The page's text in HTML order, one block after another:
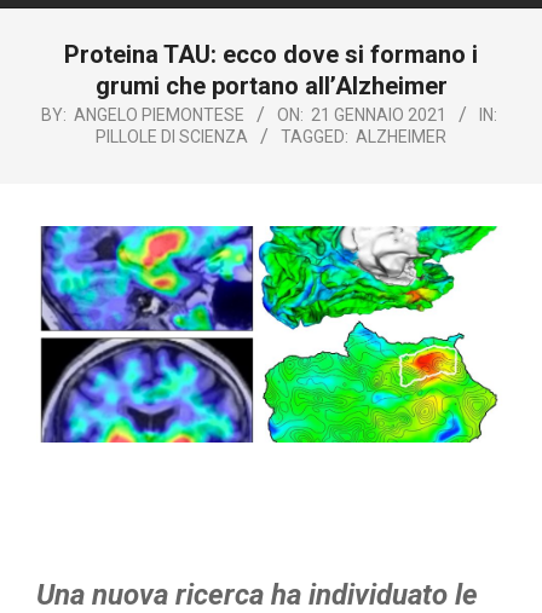
Proteina TAU: ecco dove si formano i
grumi che portano all’Alzheimer
BY: ANGELO PIEMONTESE ON: 21 GENNAIO 2021
IN:
PILLOLE DI SCIENZA
TAGGED: ALZHEIMER
Una nuova ricerca ha individuato le